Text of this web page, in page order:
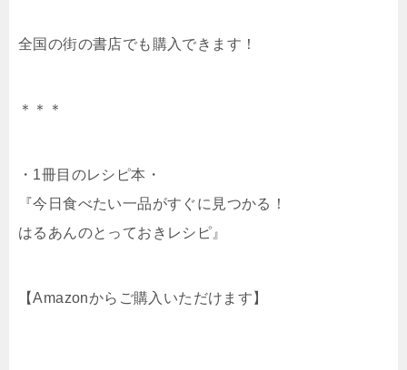
全国の街の書店でも購入できます！
＊＊＊
・1冊目のレシピ本・
『今日食べたい一品がすぐに見つかる！
はるあんのとっておきレシピ』
【Amazonからご購入いただけます】